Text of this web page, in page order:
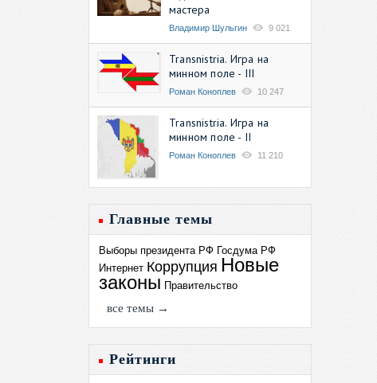
мастера
Владимир Шульгин 9 021
Transnistria. Игра на
минном поле - III
Роман Коноплев 10 247
Transnistria. Игра на
минном поле - II
Роман Коноплев 11 210
Главные темы
Выборы президента РФ Госдума РФ
Интернет Коррупция Новые
законы Правительство
все темы →
Рейтинги